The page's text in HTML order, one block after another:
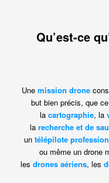
Qu’est-ce
Une mission drone
but bien précis, que
la cartographie, la
la recherche et de
un télépilote
ou même un drone
lesdrones aériens, les